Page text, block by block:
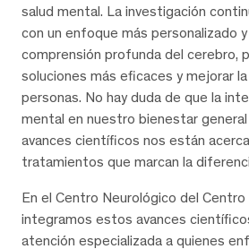
salud mental. La investigación
con un enfoque más personalizado
comprensión profunda del cerebro,
soluciones más eficaces y mejorar
personas. No hay duda de que la
mental en nuestro bienestar general
avances científicos nos están
tratamientos que marcan la
En el Centro Neurológico del
integramos estos avances
atención especializada a quienes